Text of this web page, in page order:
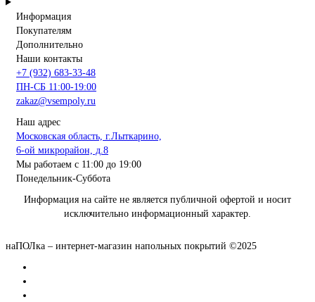
Информация
Покупателям
Дополнительно
Наши контакты
+7 (932) 683-33-48
ПН-СБ 11:00-19:00
zakaz@vsempoly.ru
Наш адрес
Московская область, г.Лыткарино,
6-ой микрорайон, д.8
Мы работаем с 11:00 до 19:00
Понедельник-Суббота
Информация на сайте не является публичной офертой и носит
исключительно информационный характер.
наПОЛка – интернет-магазин напольных покрытий ©2025